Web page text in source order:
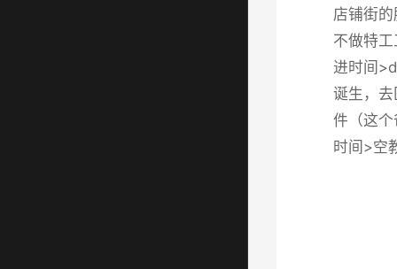
店铺街
不做特
进时间
诞生，
件（这
时间>空